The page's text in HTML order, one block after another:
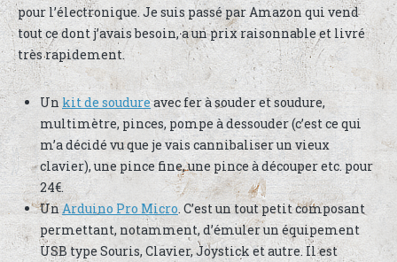
pour l’électronique. Je suis passé par Amazon qui vend
tout ce dont j’avais besoin, a un prix raisonnable et livré
très rapidement.
Un kit de soudureavec fer à souder et soudure,
multimètre, pinces, pompe à dessouder (c’est ce qui
m’a décidé vu que je vais cannibaliser un vieux
clavier), une pince fine, une pince à découper etc. pour
24€.
UnArduino Pro Micro. C’est un tout petit composant
permettant, notamment, d’émuler un équipement
USB type Souris, Clavier, Joystick et autre. Il est